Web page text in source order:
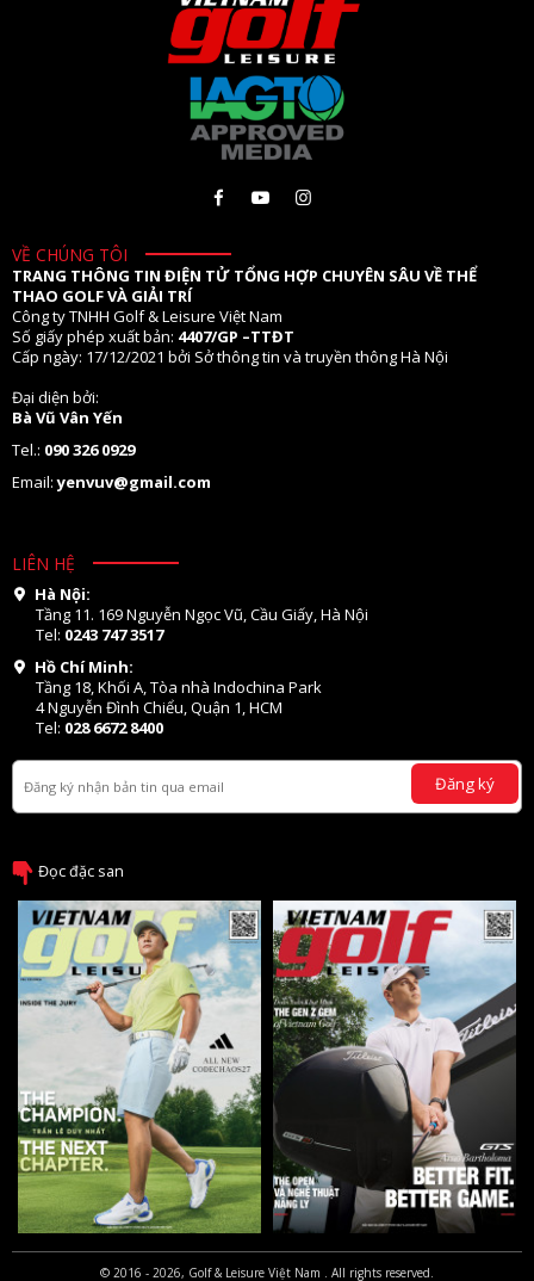
VỀ CHÚNG TÔI
TRANG THÔNG TIN ĐIỆN TỬ TỔNG HỢP CHUYÊN SÂU VỀ THỂ
THAO GOLF VÀ GIẢI TRÍ
Công ty TNHH Golf & Leisure Việt Nam
Số giấy phép xuất bản: 4407/GP –TTĐT
Cấp ngày: 17/12/2021 bởi Sở thông tin và truyền thông Hà Nội
Đại diện bởi:
Bà Vũ Vân Yến
Tel.: 090 326 0929
Email:yenvuv@gmail.com
LIÊN HỆ
Hà Nội:
Tầng 11. 169 Nguyễn Ngọc Vũ, Cầu Giấy, Hà Nội
Tel: 0243 747 3517
Hồ Chí Minh:
Tầng 18, Khối A, Tòa nhà Indochina Park
4 Nguyễn Đình Chiểu, Quận 1, HCM
Tel: 028 6672 8400
Đăng ký
Đọc đặc san
© 2016 - 2026, Golf & Leisure Việt Nam . All rights reserved.